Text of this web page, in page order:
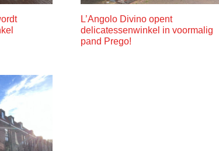
L’Angolo Divino opent
delicatessenwinkel in voormalig
pand Prego!